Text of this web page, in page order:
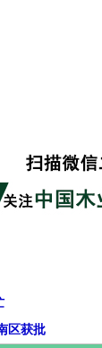
区获批